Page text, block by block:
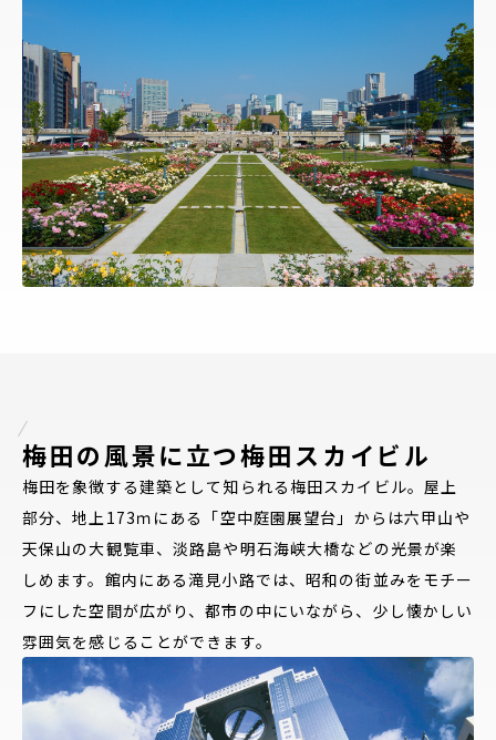
梅田の風景に立つ梅田スカイビル
梅田を象徴する建築として知られる梅田スカイビル。屋上
部分、地上173ｍにある「空中庭園展望台」からは六甲山や
天保山の大観覧車、淡路島や明石海峡大橋などの光景が楽
しめます。館内にある滝見小路では、昭和の街並みをモチー
フにした空間が広がり、都市の中にいながら、少し懐かしい
雰囲気を感じることができます。